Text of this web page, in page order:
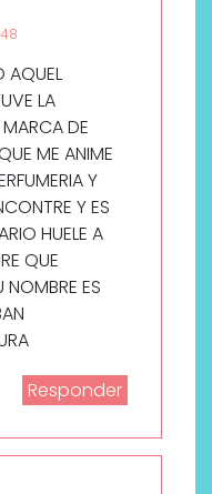
AQUEL
LA
DE
ME ANIME
Y
Y ES
HUELE A
QUE
ES
Responder